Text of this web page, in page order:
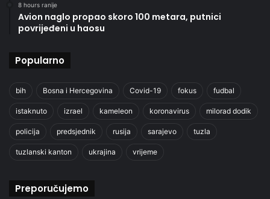
8 hours ranije
Avion naglo propao skoro 100 metara, putnici
povrijeđeni u haosu
Popularno
bih Bosna i Hercegovina Covid-19 fokus fudbal
istaknuto izrael kameleon koronavirus milorad dodik
policija predsjednik rusija sarajevo tuzla
tuzlanski kanton ukrajina vrijeme
Preporučujemo